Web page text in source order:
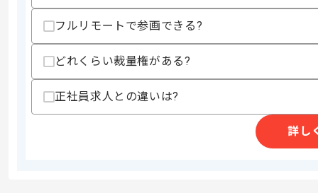
その他募集要項
商談回数
募集人数
1人
作業開始日
フルリモートで参画できる?
どれくらい裁量権がある?
正社員求人との違いは?
詳し